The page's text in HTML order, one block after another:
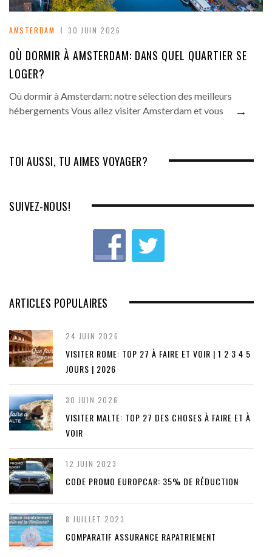
AMSTERDAM 30 JUIN 2026
OÙ DORMIR À AMSTERDAM: DANS QUEL QUARTIER SE
LOGER?
Où dormir à Amsterdam: notre sélection des meilleurs
hébergements Vous allez visiter Amsterdam et vous
→
TOI AUSSI, TU AIMES VOYAGER?
SUIVEZ-NOUS!
ARTICLES POPULAIRES
24 JUIN 2026
VISITER ROME: TOP 27 À FAIRE ET VOIR | 1 2 3 4 5
JOURS | 2026
30 JUIN 2026
VISITER MALTE: TOP 27 DES CHOSES À FAIRE ET À
VOIR
12 JUIN 2023
CODE PROMO EUROPCAR: 35% DE RÉDUCTION
8 JUILLET 2023
COMPARATIF ASSURANCE RAPATRIEMENT